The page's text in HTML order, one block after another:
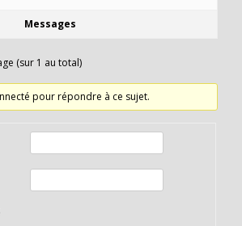
Messages
(sur 1 au total)
pour répondre à ce sujet.